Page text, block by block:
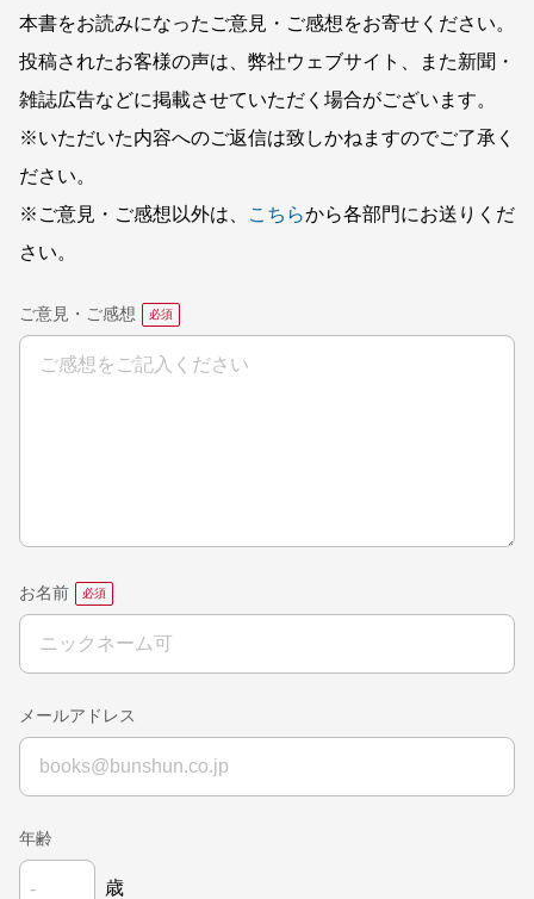
本書をお読みになったご意見・ご感想をお寄せください。
投稿されたお客様の声は、弊社ウェブサイト、また新聞・
雑誌広告などに掲載させていただく場合がございます。
※いただいた内容へのご返信は致しかねますのでご了承く
ださい。
※ご意見・ご感想以外は、
こちらから各部門にお送りくだ
さい。
ご意見・ご感想
お名前
メールアドレス
年齢
歳